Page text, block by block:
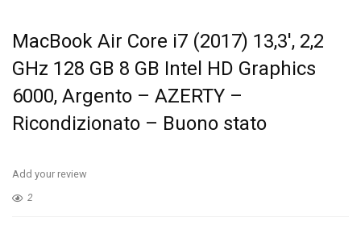
MacBook Air Core i7 (2017) 13,3′, 2,2
GHz 128 GB 8 GB Intel HD Graphics
6000, Argento – AZERTY –
Ricondizionato – Buono stato
Add your review
2